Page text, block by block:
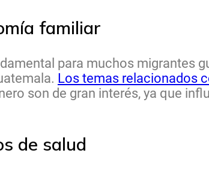
familiar
para muchos migrantes
Los temas relacionados
son de gran interés, ya que
de salud